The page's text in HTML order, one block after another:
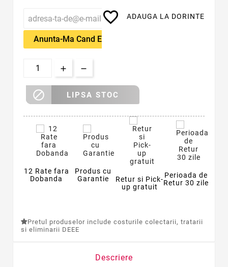
Anunta-Ma Cand Este Disponibil
favorite_border ADAUGA LA DORINTE
 LIPSA STOC
12 Rate fara
Dobanda
Produs cu
Garantie
Retur si Pick-
up gratuit
Perioada de
Retur 30 zile
Pretul produselor include costurile colectarii, tratarii
si eliminarii DEEE
Descriere